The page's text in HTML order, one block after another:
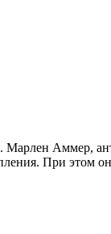
Аммер,
При этом